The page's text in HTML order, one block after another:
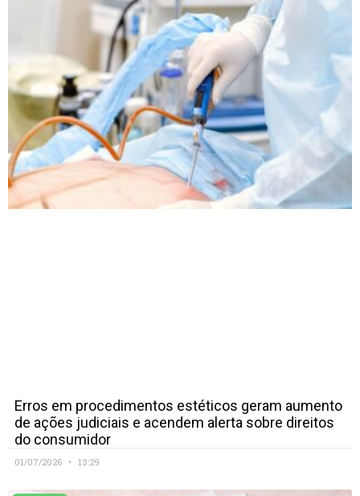
Erros em procedimentos estéticos geram aumento
de ações judiciais e acendem alerta sobre direitos
do consumidor
01/07/2026 13:29